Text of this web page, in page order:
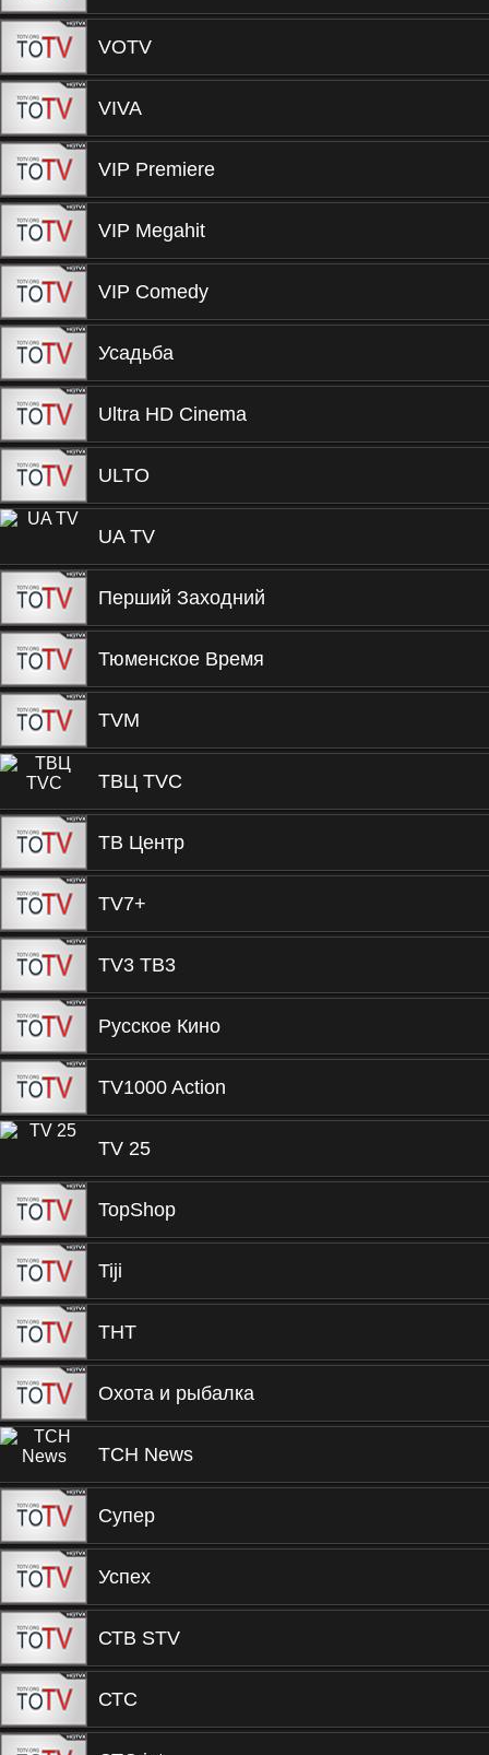
VOTV
VIVA
VIP Premiere
VIP Megahit
VIP Comedy
Усадьба
Ultra HD Cinema
ULTO
UA TV
Перший Заходний
Тюменское Время
TVM
ТВЦ TVC
ТВ Центр
TV7+
TV3 TВ3
Русское Кино
TV1000 Action
TV 25
TopShop
Tiji
ТНТ
Охота и рыбалка
TCH News
Супер
Успех
СТВ STV
СТС